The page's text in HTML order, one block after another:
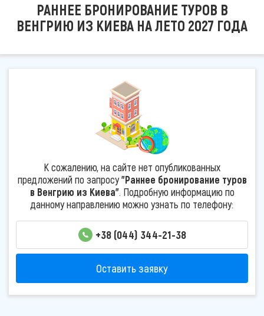
РАННЕЕ БРОНИРОВАНИЕ ТУРОВ В
ВЕНГРИЮ ИЗ КИЕВА НА ЛЕТО 2027 ГОДА
К сожалению, на сайте нет опубликованных
предложений по запросу"Раннее бронирование туров
в Венгрию из Киева". Подробную информацию по
данному направлению можно узнать по телефону:
+38 (044) 344-21-38
Оставить заявку